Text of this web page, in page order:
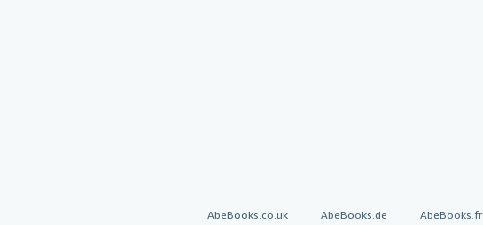
AbeBooks.co.uk AbeBooks.de AbeBooks.fr